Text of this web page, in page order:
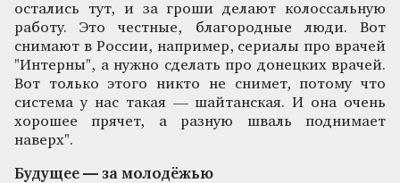
остались тут, и за гроши делают колоссальную
работу. Это честные, благородные люди. Вот
снимают в России, например, сериалы про врачей
"Интерны", а нужно сделать про донецких врачей.
Вот только этого никто не снимет, потому что
система у нас такая — шайтанская. И она очень
хорошее прячет, а разную шваль поднимает
наверх".
Будущее — за молодёжью